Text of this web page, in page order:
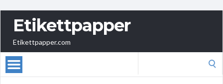
Etikettpapper
Etikettpapper.com